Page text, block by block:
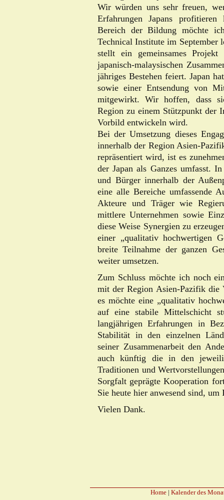
Wir würden uns sehr freuen,
Erfahrungen Japans
Bereich der Bildung möchte
Technical Institute im September
stellt ein gemeinsames
japanisch-malaysischen
jähriges Bestehen feiert. Japan
sowie einer Entsendung von
mitgewirkt. Wir hoffen, dass
Region zu einem Stützpunkt der
Vorbild entwickeln wird.
Bei der Umsetzung dieses
innerhalb der Region Asien-
repräsentiert wird, ist es
der Japan als Ganzes umfasst.
und Bürger innerhalb der
eine alle Bereiche umfassende
Akteure und Träger wie
mittlere Unternehmen sowie
diese Weise Synergien zu
einer „qualitativ hochwertigen
breite Teilnahme der ganzen
weiter umsetzen.
Zum Schluss möchte ich noch
mit der Region Asien-Pazifik die
es möchte eine „qualitativ
auf eine stabile Mittelschicht
langjährigen Erfahrungen in
Stabilität in den einzelnen
seiner Zusammenarbeit den
auch künftig die in den
Traditionen und
Sorgfalt geprägte Kooperation
Sie heute hier anwesend sind,
Vielen Dank.
Home | Kalender des